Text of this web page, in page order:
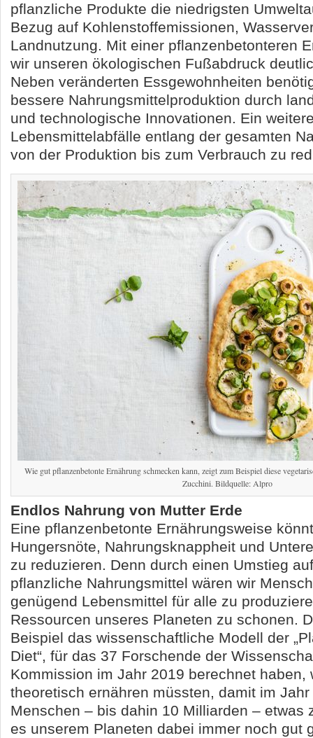
pflanzliche Produkte die niedrigsten
Bezug auf Kohlenstoffemissionen,
Landnutzung. Mit einer pflanzenbetonteren
wir unseren ökologischen Fußabdruck
Neben veränderten Essgewohnheiten
bessere Nahrungsmittelproduktion durch
und technologische Innovationen. Ein
Lebensmittelabfälle entlang der gesamten
von der Produktion bis zum Verbrauch zu
Wie gut pflanzenbetonte Ernährung schmecken kann, zeigt zum Beispiel diese
Zucchini. Bildquelle: Alpro
Endlos Nahrung von Mutter Erde
Eine pflanzenbetonte Ernährungsweise
Hungersnöte, Nahrungsknappheit und
zu reduzieren. Denn durch einen Umstieg
pflanzliche Nahrungsmittel wären wir
genügend Lebensmittel für alle zu
Ressourcen unseres Planeten zu schonen.
Beispiel das wissenschaftliche Modell der
Diet“, für das 37 Forschende der
Kommission im Jahr 2019 berechnet haben,
theoretisch ernähren müssten, damit im
Menschen – bis dahin 10 Milliarden – etwas
es unserem Planeten dabei immer noch gut